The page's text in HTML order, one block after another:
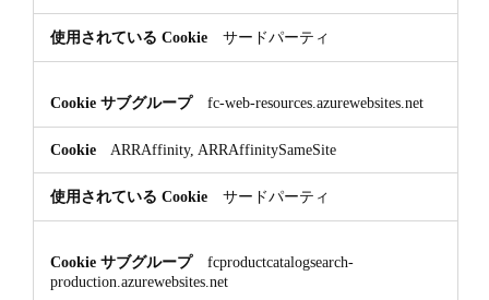
サードパーティ
fc-web-resources.azurewebsites.net
ARRAffinity, ARRAffinitySameSite
サードパーティ
fcproductcatalogsearch-
production.azurewebsites.net